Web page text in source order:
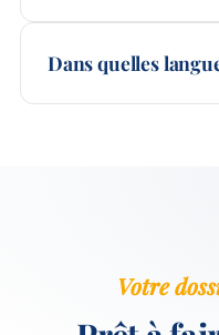
Dans quelles
Votre